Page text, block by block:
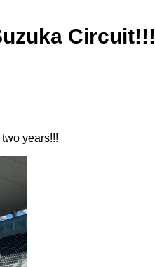
Circuit!!!
years!!!